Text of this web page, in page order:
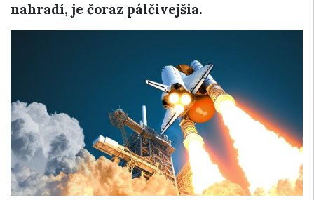
nahradí, je čoraz pálčivejšia.